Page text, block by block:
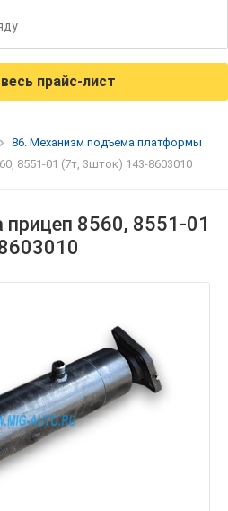
прайс-лист
86. Механизм подъема платформы
8551-01 (7т, 3шток) 143-8603010
прицеп 8560, 8551-01